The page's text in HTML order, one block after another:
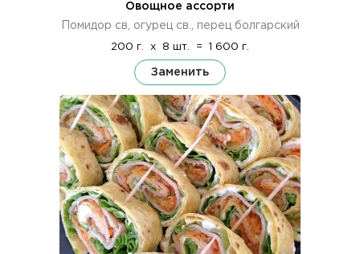
Овощное ассорти
Помидор св, огурец св., перец болгарский
200 г. x 8 шт. = 1 600 г.
Заменить